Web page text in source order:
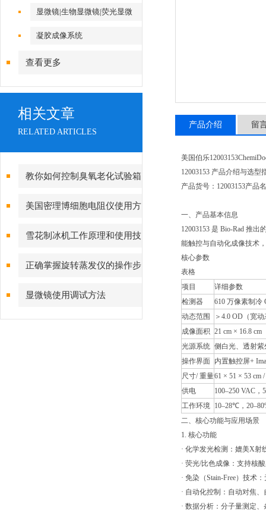
显微镜|生物显微镜|荧光显微
镜|倒置显微镜
凝胶成像系统
查看更多
相关文章
RELATED ARTICLES
教你如何控制臭氧老化试验箱
臭氧浓度的方法
美国密理博细胞电阻仪使用方
雪花制冰机工作原理和使用技
巧
正确掌握旋转蒸发仪的操作步
骤
显微镜使用调试方法
产品介绍 留
美国伯乐
12003153 产品介绍与选型
产品货号：12003153产品
一、产品基本信息
12003153 是 Bio-Rad 推
能触控与自动化成像技术
核心参数
表格
项目
详细参数
检测器
610 万像素制冷
动态范围
＞4.0 OD（宽
成像面积 21 cm × 16.8 cm
光源系统 侧白光、透射紫
操作界面 内置触控屏+
尺寸/ 重量61 × 51 × 53 cm
供电
100–250 VAC，
工作环境 10–28℃，
二、核心功能与应用场景
1. 核心功能
· 化学发光检测：媲美X
· 荧光/比色成像：支持核
· 免染（Stain-Free）技术
· 自动化控制：自动对焦
· 数据分析：分子量测定